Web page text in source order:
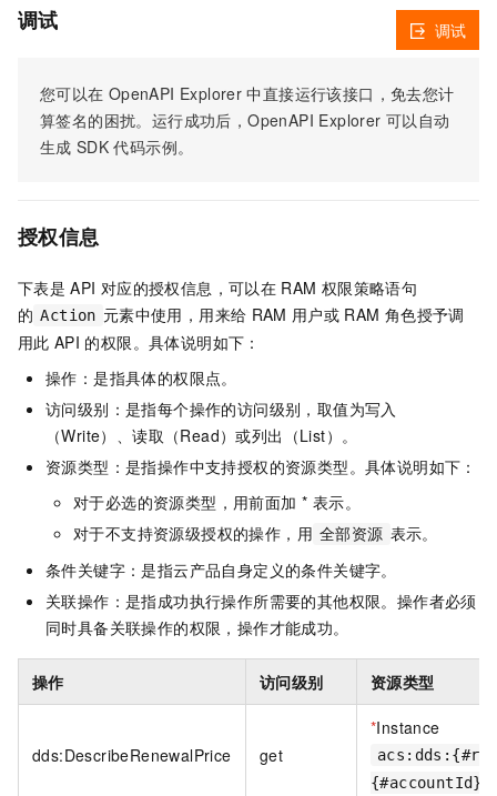
调试
您可以在 OpenAPI Explorer 中直接运行该接口，免去您计
算签名的困扰。运行成功后，OpenAPI Explorer 可以自动
生成 SDK 代码示例。
调试
授权信息
下表是 API 对应的授权信息，可以在 RAM 权限策略语句
的 Action 元素中使用，用来给 RAM 用户或 RAM 角色授予调
用此 API 的权限。具体说明如下：
操作：是指具体的权限点。
访问级别：是指每个操作的访问级别，取值为写入
（Write）、读取（Read）或列出（List）。
资源类型：是指操作中支持授权的资源类型。具体说明如下：
对于必选的资源类型，用前面加 * 表示。
对于不支持资源级授权的操作，用 全部资源 表示。
条件关键字：是指云产品自身定义的条件关键字。
关联操作：是指成功执行操作所需要的其他权限。操作者必须
同时具备关联操作的权限，操作才能成功。
操作 访问级别 资源类型
dds:DescribeRenewalPrice get
*Instance